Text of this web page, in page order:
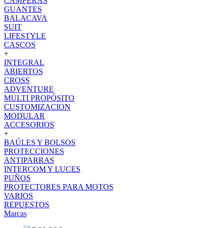
GUANTES
BALACAVA
SUIT
LIFESTYLE
CASCOS
+
INTEGRAL
ABIERTOS
CROSS
ADVENTURE
MULTI PROPÓSITO
CUSTOMIZACION
MODULAR
ACCESORIOS
+
BAÚLES Y BOLSOS
PROTECCIONES
ANTIPARRAS
INTERCOM Y LUCES
PUÑOS
PROTECTORES PARA MOTOS
VARIOS
REPUESTOS
Marcas